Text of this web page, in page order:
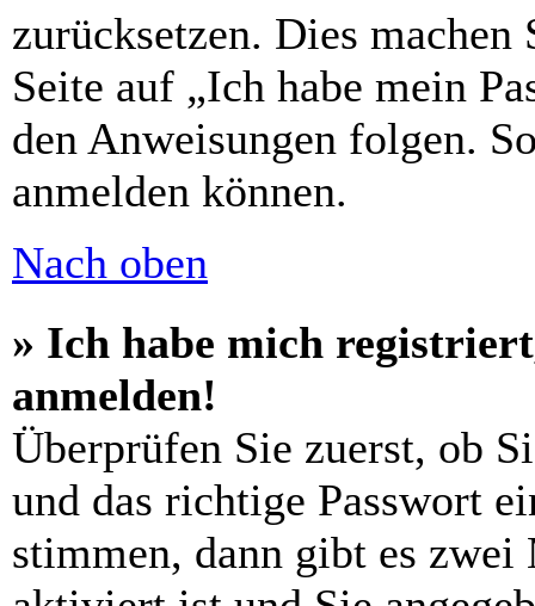
zurücksetzen. Dies
Seite auf „Ich habe mein
den Anweisungen folgen.
anmelden können.
Nach oben
» Ich habe mich
anmelden!
Überprüfen Sie zuerst, ob
und das richtige Passwort
stimmen, dann gibt es